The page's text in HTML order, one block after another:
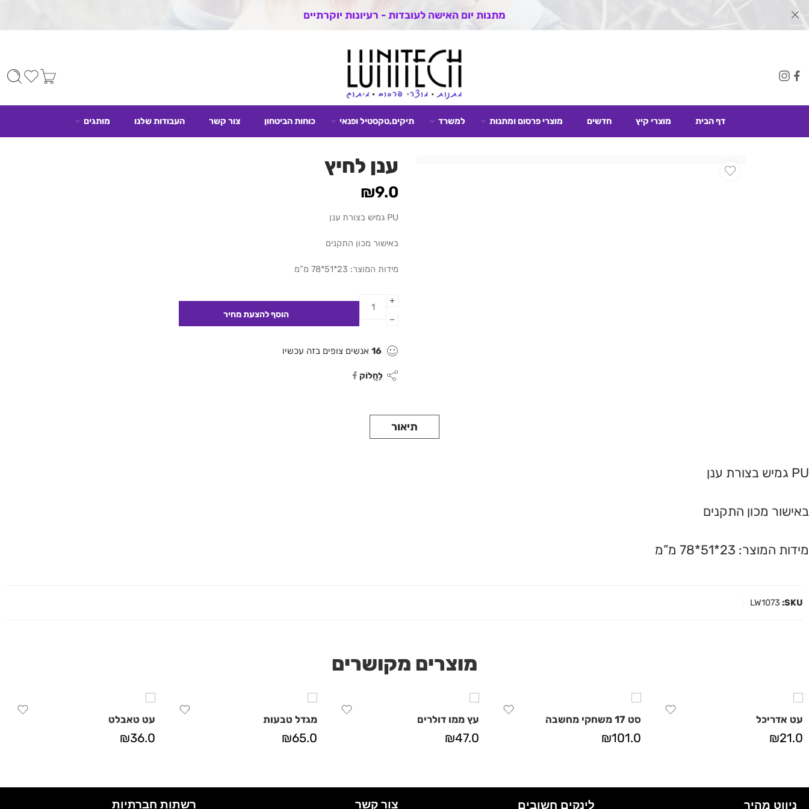
מתנות יום האישה לעובדות - רעיונות יוקרתיים
דף הבית מוצרי קיץ חדשים מוצרי פרסום ומתנות למשרד תיקים,טקסטיל ופנאי כוחות הביטחון צור קשר העבודות שלנו מותגים
ענן לחיץ
₪9.0
PU גמיש בצורת ענן
באישור מכון התקנים
מידות המוצר: 23*51*78 מ”מ
16 אנשים צופים בזה עכשיו
לַחֲלוֹק
תיאור
PU גמיש בצורת ענן
באישור מכון התקנים
מידות המוצר: 23*51*78 מ”מ
SKU:
LW1073
מוצרים מקושרים
עט אדריכל
₪21.0
סט 17 משחקי מחשבה
₪101.0
עץ ממו דולרים
₪47.0
מגדל טבעות
₪65.0
עט טאבלט
₪36.0
ניווט מהיר לינקים חשובים צור קשר רשתות חברתיות